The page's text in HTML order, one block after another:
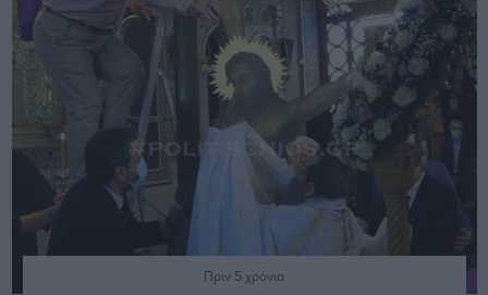
Πριν 5 χρόνια